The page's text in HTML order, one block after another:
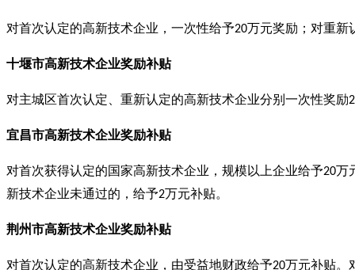
对首次认定的高新技术企业，一次性给予20万元奖励；对重新
十堰市高新技术企业奖励补贴
对主城区首次认定、重新认定的高新技术企业分别一次性奖励
宜昌市高新技术企业奖励补贴
对首次获得认定的国家高新技术企业，规模以上企业给予20万
新技术企业未通过的，给予2万元补贴。
荆州市高新技术企业奖励补贴
对首次认定的高新技术企业，由受益地财政给予20万元补贴。